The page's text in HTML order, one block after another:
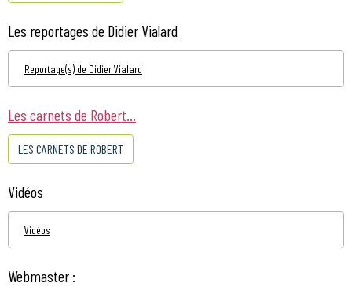
Les reportages de Didier Vialard
Reportage(s) de Didier Vialard
Les carnets de Robert...
LES CARNETS DE ROBERT
Vidéos
Vidéos
Webmaster :